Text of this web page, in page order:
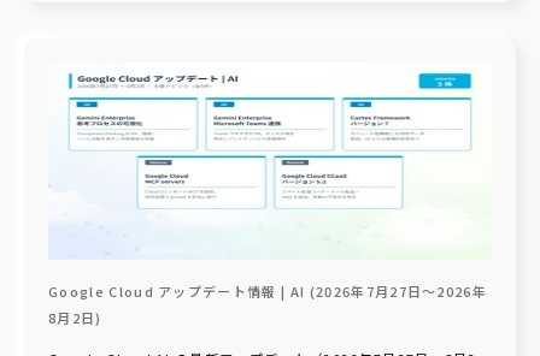
Google Cloud アップデート情報 | AI (2026年7月27日〜2026年
8月2日)